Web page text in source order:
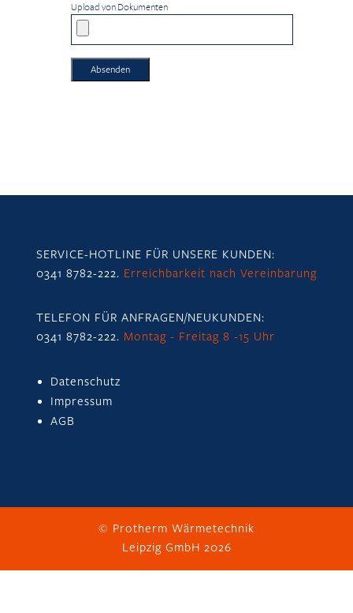
Upload von Dokumenten
Absenden
SERVICE-HOTLINE FÜR UNSERE KUNDEN:
0341 8782-222. Erreichbarkeit nach Vereinbarung
TELEFON FÜR ANFRAGEN/NEUKUNDEN:
0341 8782-222. Montag - Freitag 8 -15 Uhr
Datenschutz
Impressum
AGB
© Protherm Wärmetechnik
Leipzig GmbH 2026